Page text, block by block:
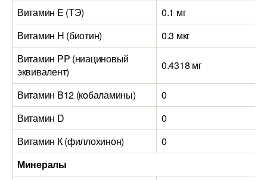
Витамин E (ТЭ)
0.1 мг
Витамин H (биотин)
0.3 мкг
Витамин PP (ниациновый
эквивалент)
0.4318 мг
Витамин B12 (кобаламины)
0
Витамин D
0
Витамин К (филлохинон)
0
Минералы